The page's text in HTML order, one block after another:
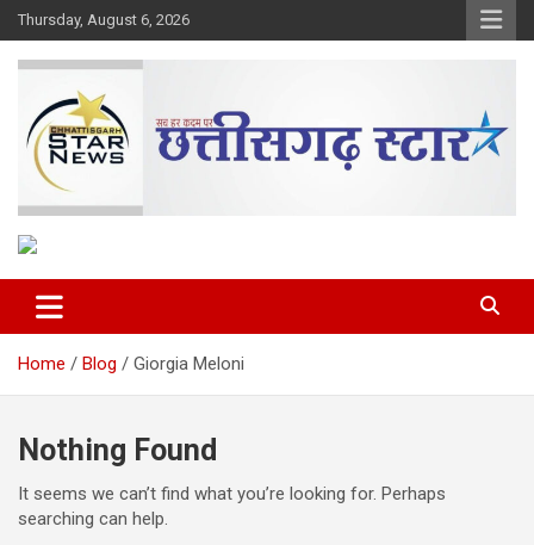
Skip
to
content
Thursday, August 6, 2026
Chhattisgarh Star
Home Blog Giorgia Meloni
Nothing Found
It seems we can’t find what you’re looking for. Perhaps
searching can help.